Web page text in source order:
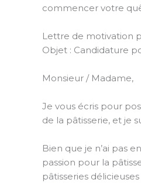
commencer votre
Lettre de motivation
Objet : Candidature
Monsieur / Madame,
Je vous écris pour
de la pâtisserie, et je
Bien que je n’ai pas
passion pour la
pâtisseries